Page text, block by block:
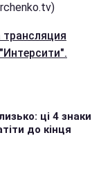
трансляция
ці 4 знаки
до кінця